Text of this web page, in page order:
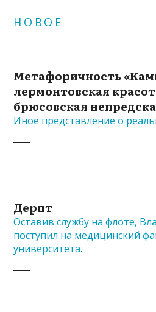
НОВОЕ
Метафоричность
лермонтовская
брюсовская
Иное представление о
Дерпт
Оставив службу на флоте,
поступил на медицинский
университета.